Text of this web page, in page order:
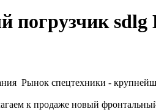
погрузчик sdlg
Рынок спецтехники -
к продаже новый